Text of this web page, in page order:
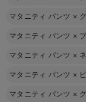
マタニティ パンツ ×
マタニティ パンツ ×
マタニティ パンツ ×
マタニティ パンツ ×
マタニティ パンツ ×